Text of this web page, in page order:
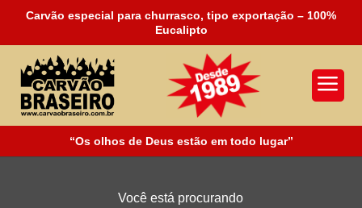
Carvão especial para churrasco, tipo exportação – 100%
Eucalipto
a
“Os olhos de Deus estão em todo lugar”
Você está procurando